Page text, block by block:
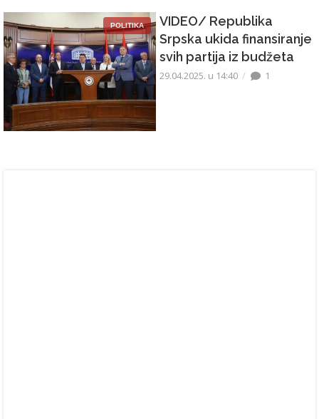
POLITIKA
VIDEO/ Republika
Srpska ukida finansiranje
svih partija iz budžeta
29.04.2025. u 14:40 1